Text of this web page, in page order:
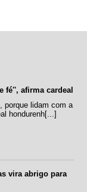
fé'', afirma cardeal
porque lidam com a
hondurenh[...]
vira abrigo para